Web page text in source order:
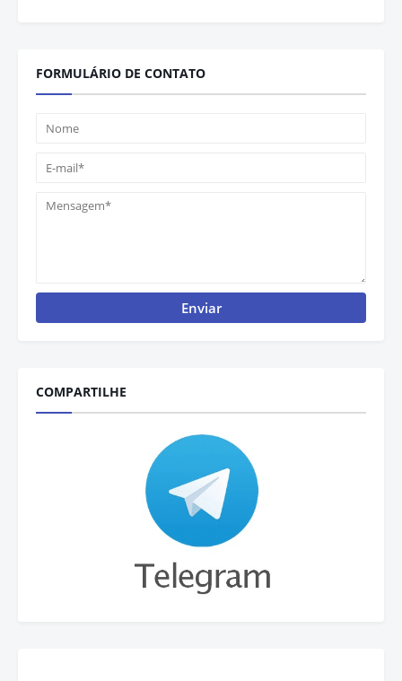
FORMULÁRIO DE CONTATO
COMPARTILHE